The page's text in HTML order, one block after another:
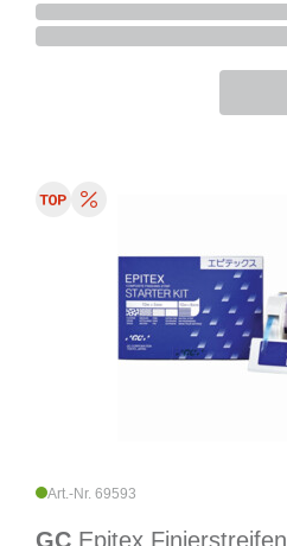
Art.-Nr. 69593
GC Epitex Finierstreifen